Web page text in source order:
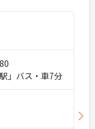
」バス・車7分